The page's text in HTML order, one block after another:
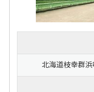
北海道枝幸群